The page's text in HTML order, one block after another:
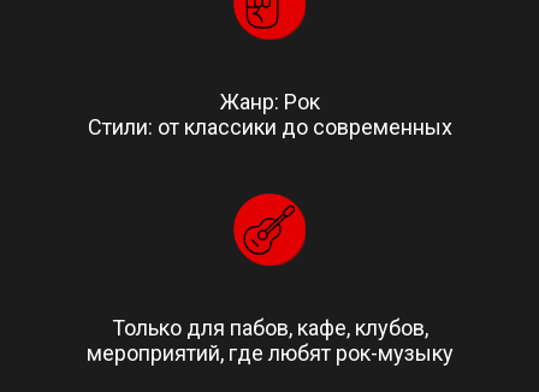
Жанр: Рок
Стили: от классики до современных
Только для пабов, кафе, клубов,
мероприятий, где любят рок-музыку